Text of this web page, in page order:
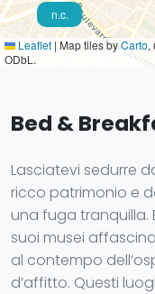
n.c.
Leaflet | Map tiles byCarto,
ODbL.
Bed &
Lasciatevi sedurre
ricco patrimonio e
una fuga tranquilla.
suoi musei
al contempo
d’affitto. Questi